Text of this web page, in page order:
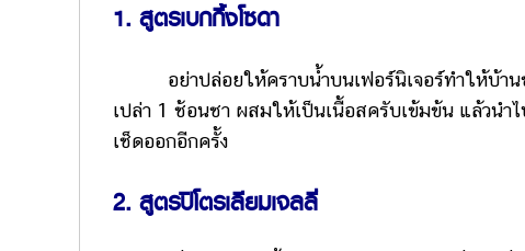
1. สูตรเบกกิ้งโซดา
อย่าปล่อยให้คราบน้ำบนเฟอร์นิเจอร์ทำให้บ้านข
เปล่า 1 ช้อนชา ผสมให้เป็นเนื้อสครับเข้มข้น แล้วนำ
เช็ดออกอีกครั้ง
2. สูตรปิโตรเลียมเจลลี่